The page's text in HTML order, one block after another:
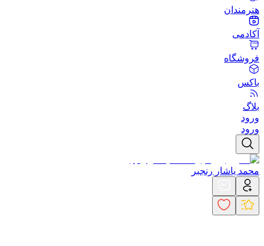
هنرمندان
آکادمی
فروشگاه
باکس
بلاگ
ورود
ورود
محمد یاشار رنجبر